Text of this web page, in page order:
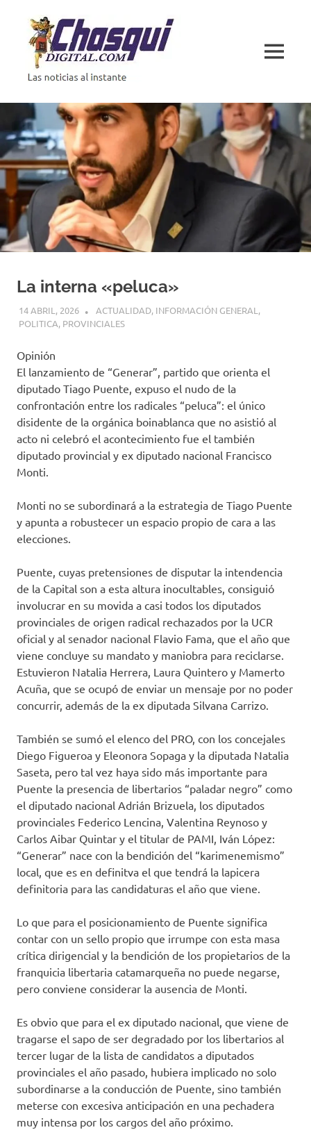
contenido
noticias
al
instante
MENÚ
La interna «peluca»
14 ABRIL, 2026 H P
ACTUALIDAD, INFORMACIÓN GENERAL ,
POLITICA, PROVINCIALES
Opinión
El lanzamiento de “Generar”, partido que orienta el
diputado Tiago Puente, expuso el nudo de la
confrontación entre los radicales “peluca”: el único
disidente de la orgánica boinablanca que no asistió al
acto ni celebró el acontecimiento fue el también
diputado provincial y ex diputado nacional Francisco
Monti.
Monti no se subordinará a la estrategia de Tiago Puente
y apunta a robustecer un espacio propio de cara a las
elecciones.
Puente, cuyas pretensiones de disputar la intendencia
de la Capital son a esta altura inocultables, consiguió
involucrar en su movida a casi todos los diputados
provinciales de origen radical rechazados por la UCR
oficial y al senador nacional Flavio Fama, que el año que
viene concluye su mandato y maniobra para reciclarse.
Estuvieron Natalia Herrera, Laura Quintero y Mamerto
Acuña, que se ocupó de enviar un mensaje por no poder
concurrir, además de la ex diputada Silvana Carrizo.
También se sumó el elenco del PRO, con los concejales
Diego Figueroa y Eleonora Sopaga y la diputada Natalia
Saseta, pero tal vez haya sido más importante para
Puente la presencia de libertarios “paladar negro” como
el diputado nacional Adrián Brizuela, los diputados
provinciales Federico Lencina, Valentina Reynoso y
Carlos Aibar Quintar y el titular de PAMI, Iván López:
“Generar” nace con la bendición del “karimenemismo”
local, que es en definitva el que tendrá la lapicera
definitoria para las candidaturas el año que viene.
Lo que para el posicionamiento de Puente significa
contar con un sello propio que irrumpe con esta masa
crítica dirigencial y la bendición de los propietarios de la
franquicia libertaria catamarqueña no puede negarse,
pero conviene considerar la ausencia de Monti.
Es obvio que para el ex diputado nacional, que viene de
tragarse el sapo de ser degradado por los libertarios al
tercer lugar de la lista de candidatos a diputados
provinciales el año pasado, hubiera implicado no solo
subordinarse a la conducción de Puente, sino también
meterse con excesiva anticipación en una pechadera
muy intensa por los cargos del año próximo.